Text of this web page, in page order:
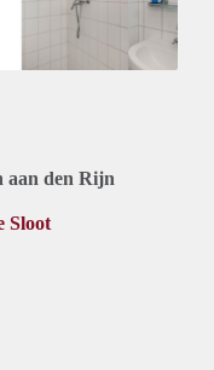
aan den Rijn
Sloot